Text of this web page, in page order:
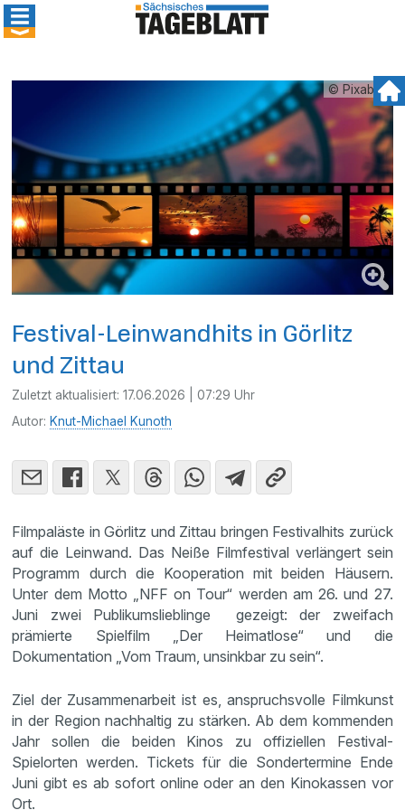
© Pixabay
Festival-Leinwandhits in Görlitz
und Zittau
Zuletzt aktualisiert:17.06.2026 | 07:29 Uhr
Autor: Knut-Michael Kunoth
Filmpaläste in Görlitz und Zittau bringen Festivalhits zurück
auf die Leinwand. Das Neiße Filmfestival verlängert sein
Programm durch die Kooperation mit beiden Häusern.
Unter dem Motto „NFF on Tour“ werden am 26. und 27.
Juni zwei Publikumslieblinge gezeigt: der zweifach
prämierte Spielfilm „Der Heimatlose“ und die
Dokumentation „Vom Traum, unsinkbar zu sein“.
Ziel der Zusammenarbeit ist es, anspruchsvolle Filmkunst
in der Region nachhaltig zu stärken. Ab dem kommenden
Jahr sollen die beiden Kinos zu offiziellen Festival-
Spielorten werden. Tickets für die Sondertermine Ende
Juni gibt es ab sofort online oder an den Kinokassen vor
Ort.